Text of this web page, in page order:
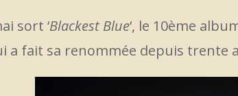
sort ‘Blackest Blue‘, le 10ème
a fait sa renommée depuis trente